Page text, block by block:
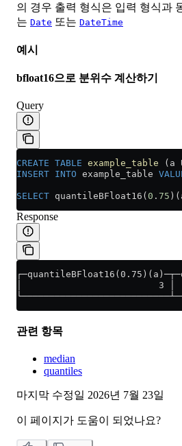
의 경우 출력 형식은 입력 형식과
는 Date 또는 DateTime
예시
bfloat16으로 분위수 계산하기
Query
CREATE TABLE example_table (a
INSERT INTO example_table
SELECT quantileBFloat16( 0 . 75
Response
│                         3
관련 항목
median
quantiles
마지막 수정일 2026년 7월 23일
이 페이지가 도움이 되었나요?